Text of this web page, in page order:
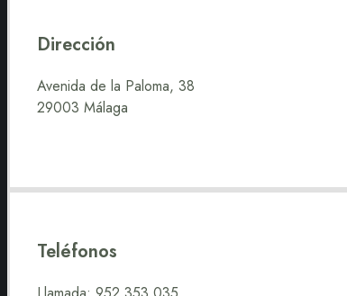
Dirección
Avenida de la Paloma, 38
29003 Málaga
Teléfonos